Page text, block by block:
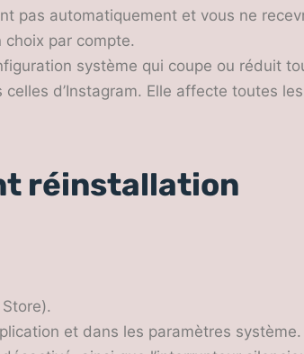
pas automatiquement et vous ne
choix par compte.
système qui coupe ou réduit
d’Instagram. Elle affecte toutes les
réinstallation
et dans les paramètres système.